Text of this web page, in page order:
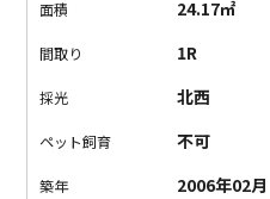
い方にはおすすめしません。
という方。
一見の価値ありです。
面積 24.17㎡
間取り 1R
採光 北西
ペット飼育 不可
築年 2006年02月